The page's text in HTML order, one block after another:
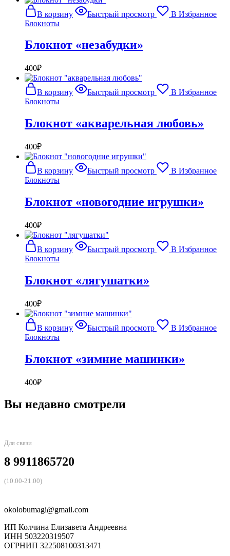
В корзину Быстрый просмотр
В Избранное
Блокноты
Блокнот «незабудки»
400₽
В корзину Быстрый просмотр
В Избранное
Блокноты
Блокнот «акварельная любовь»
400₽
В корзину Быстрый просмотр
В Избранное
Блокноты
Блокнот «новогодние игрушки»
400₽
В корзину Быстрый просмотр
В Избранное
Блокноты
Блокнот «лягушатки»
400₽
В корзину Быстрый просмотр
В Избранное
Блокноты
Блокнот «зимние машинки»
400₽
Вы недавно смотрели
Для связи
8 9911865720
(10.00-21.00)
okolobumagi@gmail.com
ИП Колчина Елизавета Андреевна
ИНН 503220319507
ОГРНИП 322508100313471